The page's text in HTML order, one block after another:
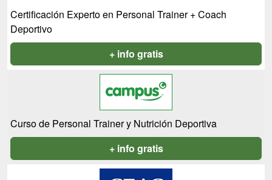
Certificación Experto en Personal Trainer + Coach
Deportivo
+ info gratis
Curso de Personal Trainer y Nutrición Deportiva
+ info gratis